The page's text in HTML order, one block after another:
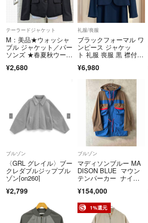
テーラードジャケット
M：美品★ウォッシャ
ブル ジャケット／パー
ソンズ ★春夏秋ウー
¥2,680
礼服/喪服
ブラックフォーマル ワ
ンピース ジャケッ
ト 礼服 喪服 黒 襟付
¥6,980
ブルゾン
〈GRL グレイル〉ブー
クレダブルジップブル
ゾン[on260]
¥2,799
ブルゾン
マディソンブルー MA
DISON BLUE マウン
テンパーカー ナイロ
ト
¥154,000
1%還元